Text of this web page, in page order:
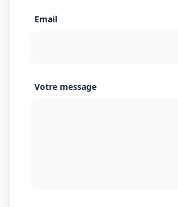
Email
Votre message